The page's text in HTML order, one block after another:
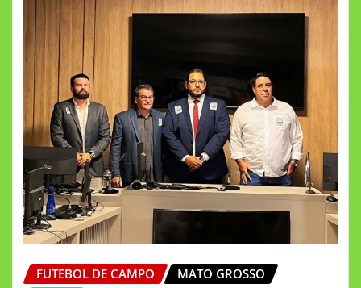
FUTEBOL DE CAMPO
MATO GROSSO